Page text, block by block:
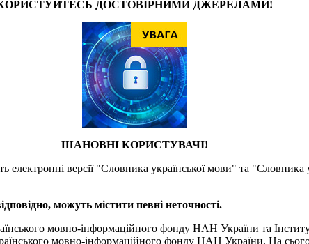
ДОСТОВІРНИМИ ДЖЕРЕЛАМИ!
ШАНОВНІ КОРИСТУВАЧІ!
версії "Словника української мови" та
можуть містити певні неточності.
мовно-інформаційного фонду НАН України та
мовно-інформаційного фонду НАН України. На